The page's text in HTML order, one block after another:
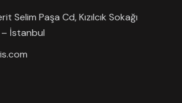
Selim Paşa Cd, Kızılcık Sokağı
– İstanbul